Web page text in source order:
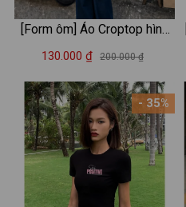
[Form ôm] Áo Croptop hình
ngôi sao xanh - Loza
130.000 ₫ 200.000 ₫
- 35%